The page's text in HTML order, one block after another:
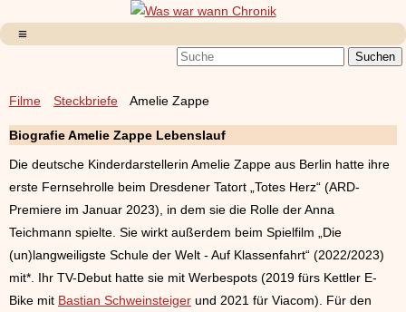
Filme Steckbriefe Amelie Zappe
Biografie Amelie Zappe Lebenslauf
Die deutsche Kinderdarstellerin Amelie Zappe aus Berlin hatte ihre
erste Fernsehrolle beim Dresdener Tatort „Totes Herz“ (ARD-
Premiere im Januar 2023), in dem sie die Rolle der Anna
Teichmann spielte. Sie wirkt außerdem beim Spielfilm „Die
(un)langweiligste Schule der Welt - Auf Klassenfahrt“ (2022/2023)
mit*. Ihr TV-Debut hatte sie mit Werbespots (2019 fürs Kettler E-
Bike mit Bastian Schweinsteiger und 2021 für Viacom). Für den